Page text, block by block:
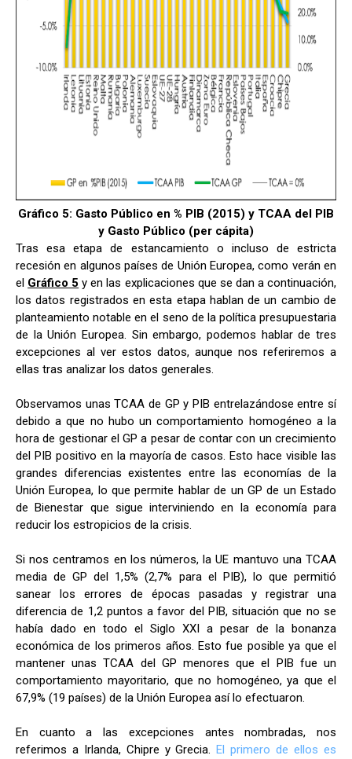
Gráfico 5: Gasto Público en % PIB (2015) y TCAA del PIB
y Gasto Público (per cápita)
Tras esa etapa de estancamiento o incluso de estricta
recesión en algunos países de Unión Europea, como verán en
el Gráfico 5 y en las explicaciones que se dan a continuación,
los datos registrados en esta etapa hablan de un cambio de
planteamiento notable en el seno de la política presupuestaria
de la Unión Europea. Sin embargo, podemos hablar de tres
excepciones al ver estos datos, aunque nos referiremos a
ellas tras analizar los datos generales.
Observamos unas TCAA de GP y PIB entrelazándose entre sí
debido a que no hubo un comportamiento homogéneo a la
hora de gestionar el GP a pesar de contar con un crecimiento
del PIB positivo en la mayoría de casos. Esto hace visible las
grandes diferencias existentes entre las economías de la
Unión Europea, lo que permite hablar de un GP de un Estado
de Bienestar que sigue interviniendo en la economía para
reducir los estropicios de la crisis.
Si nos centramos en los números, la UE mantuvo una TCAA
media de GP del 1,5% (2,7% para el PIB), lo que permitió
sanear los errores de épocas pasadas y registrar una
diferencia de 1,2 puntos a favor del PIB, situación que no se
había dado en todo el Siglo XXI a pesar de la bonanza
económica de los primeros años. Esto fue posible ya que el
mantener unas TCAA del GP menores que el PIB fue un
comportamiento mayoritario, que no homogéneo, ya que el
67,9% (19 países) de la Unión Europea así lo efectuaron.
En cuanto a las excepciones antes nombradas, nos
referimos a Irlanda, Chipre y Grecia.El primero de ellos es